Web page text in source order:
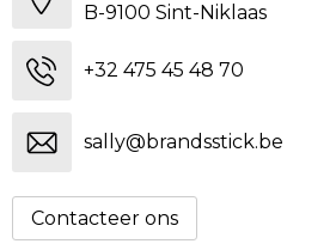
B-9100 Sint-Niklaas
+32 475 45 48 70
sally@brandsstick.be
Contacteer ons